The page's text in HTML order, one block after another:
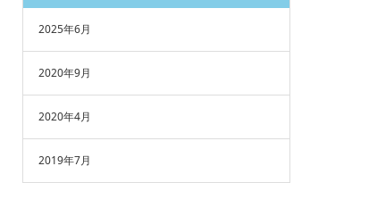
2025年6月
2020年9月
2020年4月
2019年7月